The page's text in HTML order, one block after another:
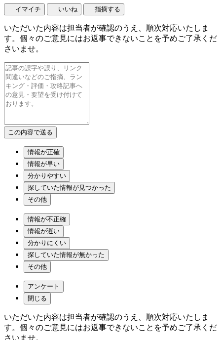
イマイチ いいね 指摘する
いただいた内容は担当者が確認のうえ、順次対応いたしま
す。個々のご意見にはお返事できないことを予めご了承くだ
さいませ。
情報が正確
情報が早い
分かりやすい
探していた情報が見つかった
その他
情報が不正確
情報が遅い
分かりにくい
探していた情報が無かった
その他
アンケート
閉じる
いただいた内容は担当者が確認のうえ、順次対応いたしま
す。個々のご意見にはお返事できないことを予めご了承くだ
さいませ。